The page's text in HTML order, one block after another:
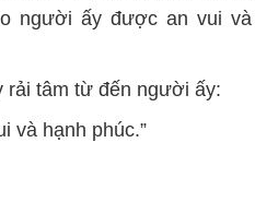
người ấy được an vui và
rải tâm từ đến người ấy:
và hạnh phúc.”